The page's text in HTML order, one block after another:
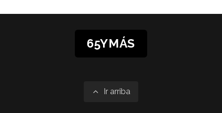
65YMÁS
Ir arriba